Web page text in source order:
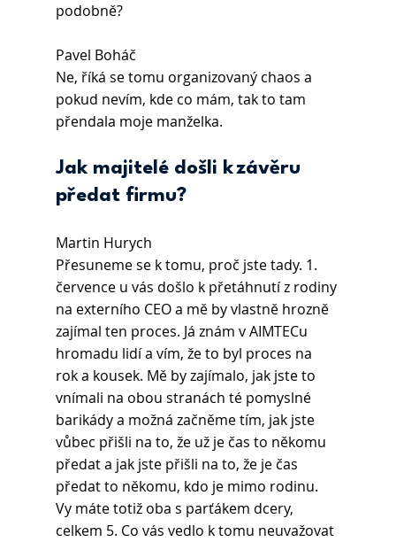
podobně?
Pavel Boháč
Ne, říká se tomu organizovaný chaos a
pokud nevím, kde co mám, tak to tam
přendala moje manželka.
Jak majitelé došli k závěru
předat firmu?
Martin Hurych
Přesuneme se k tomu, proč jste tady. 1.
července u vás došlo k přetáhnutí z rodiny
na externího CEO a mě by vlastně hrozně
zajímal ten proces. Já znám v AIMTECu
hromadu lidí a vím, že to byl proces na
rok a kousek. Mě by zajímalo, jak jste to
vnímali na obou stranách té pomyslné
barikády a možná začněme tím, jak jste
vůbec přišli na to, že už je čas to někomu
předat a jak jste přišli na to, že je čas
předat to někomu, kdo je mimo rodinu.
Vy máte totiž oba s parťákem dcery,
celkem 5. Co vás vedlo k tomu neuvažovat